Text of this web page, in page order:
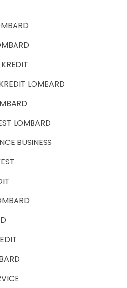
LOMBARD
LOMBARD
BUSINESS